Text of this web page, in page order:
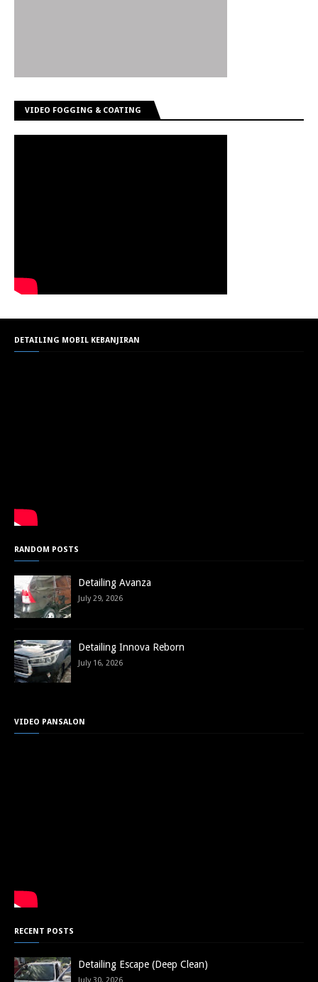
VIDEO FOGGING & COATING
DETAILING MOBIL KEBANJIRAN
RANDOM POSTS
Detailing Avanza
July 29, 2026
Detailing Innova Reborn
July 16, 2026
VIDEO PANSALON
RECENT POSTS
Detailing Escape (Deep Clean)